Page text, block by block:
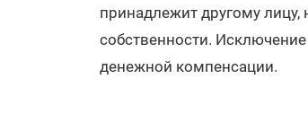
принадлежит другому лицу,
собственности.
денежной компенсации.